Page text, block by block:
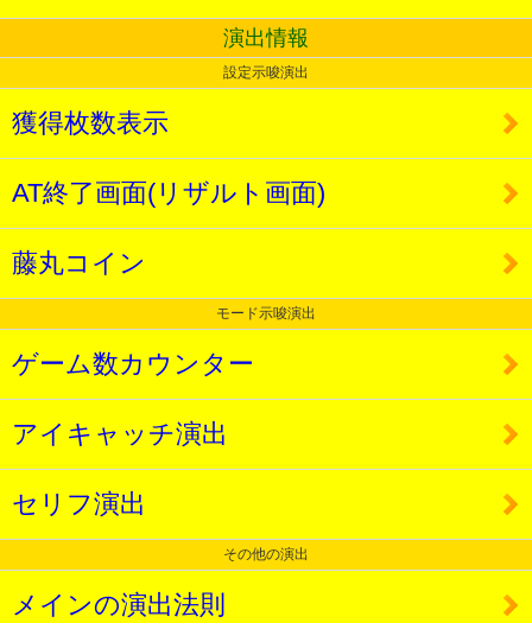
演出情報
設定示唆演出
獲得枚数表示
AT終了画面(リザルト画面)
藤丸コイン
モード示唆演出
ゲーム数カウンター
アイキャッチ演出
セリフ演出
その他の演出
メインの演出法則